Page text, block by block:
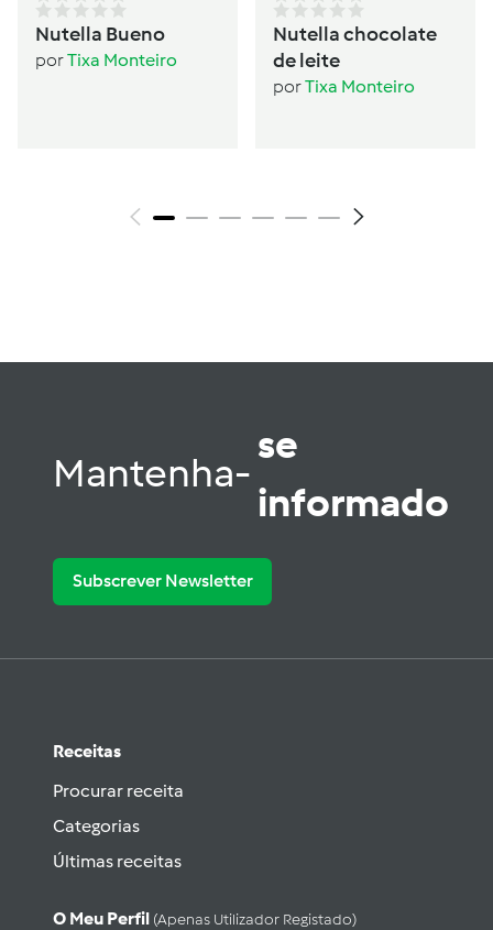
Nutella Bueno
porTixa Monteiro
Nutella chocolate
de leite
porTixa Monteiro
Mantenha-
se
informado
Subscrever Newsletter
Receitas
Procurar receita
Categorias
Últimas receitas
O Meu Perfil (apenas Utilizador Registado)